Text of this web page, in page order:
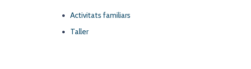
Activitats familiars
Taller